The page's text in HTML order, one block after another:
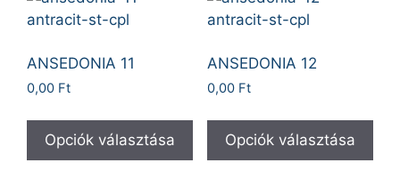
ANSEDONIA 11
0,00 Ft
Opciók választása
ANSEDONIA 12
0,00 Ft
Opciók választása